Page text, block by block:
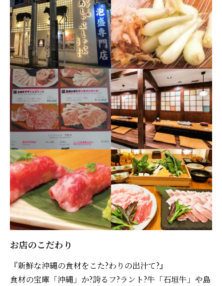
お店のこだわり
『新鮮な沖縄の食材をこた?わりの出汁て?』
食材の宝庫「沖縄」か?誇るフ?ラント?牛「石垣牛」や島